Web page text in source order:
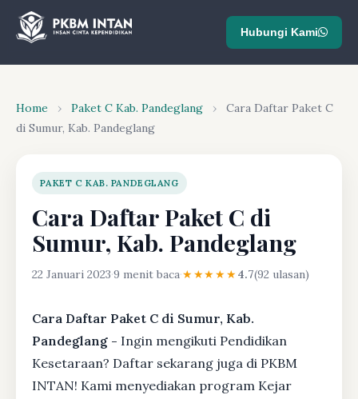
Hubungi Kami
Home › Paket C Kab. Pandeglang ›
Cara Daftar Paket C
di Sumur, Kab. Pandeglang
PAKET C KAB. PANDEGLANG
Cara Daftar Paket C di
Sumur, Kab. Pandeglang
22 Januari 2023·9 menit baca·★★★★★4.7(92 ulasan)
Cara Daftar Paket C di Sumur, Kab.
Pandeglang - Ingin mengikuti Pendidikan
Kesetaraan? Daftar sekarang juga di PKBM
INTAN! Kami menyediakan program Kejar